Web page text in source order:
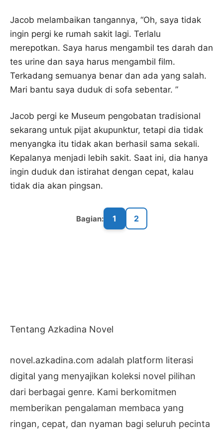
Jacob melambaikan tangannya, “Oh, saya tidak
ingin pergi ke rumah sakit lagi. Terlalu
merepotkan. Saya harus mengambil tes darah dan
tes urine dan saya harus mengambil film.
Terkadang semuanya benar dan ada yang salah.
Mari bantu saya duduk di sofa sebentar. ”
Jacob pergi ke Museum pengobatan tradisional
sekarang untuk pijat akupunktur, tetapi dia tidak
menyangka itu tidak akan berhasil sama sekali.
Kepalanya menjadi lebih sakit. Saat ini, dia hanya
ingin duduk dan istirahat dengan cepat, kalau
tidak dia akan pingsan.
Bagian: 1 2
Tentang Azkadina Novel
novel.azkadina.com adalah platform literasi
digital yang menyajikan koleksi novel pilihan
dari berbagai genre. Kami berkomitmen
memberikan pengalaman membaca yang
ringan, cepat, dan nyaman bagi seluruh pecinta